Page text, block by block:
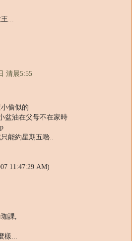
...
清晨5:55
偷似的
盆油在父母不在家時
能約星期五嚕..
11:47:29 AM)
課,
樣...